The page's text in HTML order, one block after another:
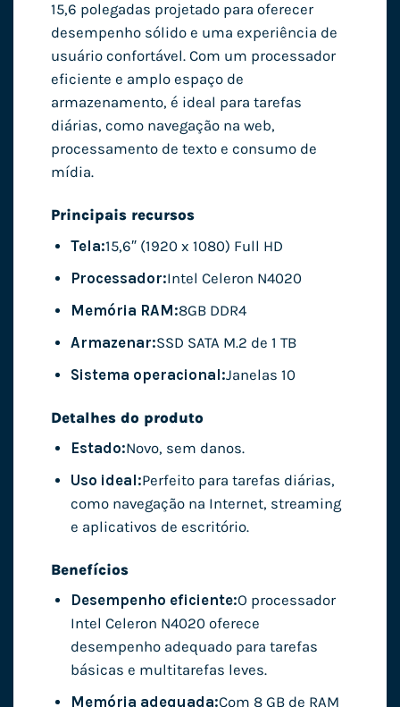
15,6 polegadas projetado para oferecer
desempenho sólido e uma experiência de
usuário confortável. Com um processador
eficiente e amplo espaço de
armazenamento, é ideal para tarefas
diárias, como navegação na web,
processamento de texto e consumo de
mídia.
Principais recursos
Tela:15,6″ (1920 x 1080) Full HD
Processador:Intel Celeron N4020
Memória RAM:8GB DDR4
Armazenar:SSD SATA M.2 de 1 TB
Sistema operacional:Janelas 10
Detalhes do produto
Estado:Novo, sem danos.
Uso ideal:Perfeito para tarefas diárias,
como navegação na Internet, streaming
e aplicativos de escritório.
Benefícios
Desempenho eficiente:O processador
Intel Celeron N4020 oferece
desempenho adequado para tarefas
básicas e multitarefas leves.
Memória adequada:Com 8 GB de RAM